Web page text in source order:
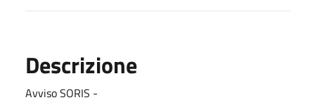
Descrizione
Avviso SORIS -